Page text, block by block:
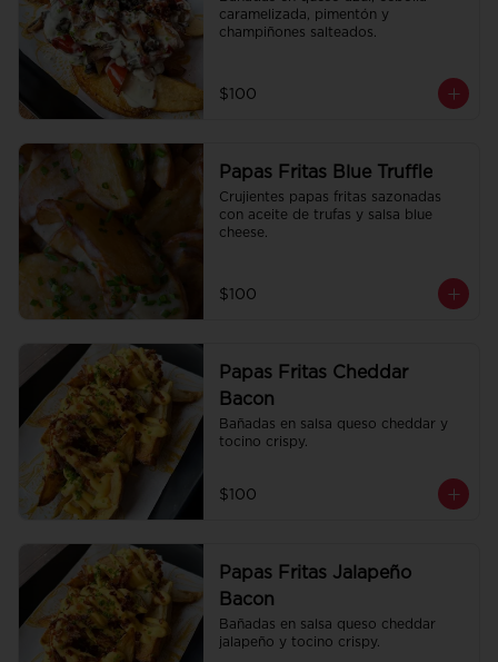
caramelizada, pimentón y
champiñones salteados.
$100
Papas Fritas Blue Truffle
Crujientes papas fritas sazonadas
con aceite de trufas y salsa blue
cheese.
$100
Papas Fritas Cheddar
Bacon
Bañadas en salsa queso cheddar y
tocino crispy.
$100
Papas Fritas Jalapeño
Bacon
Bañadas en salsa queso cheddar
jalapeño y tocino crispy.